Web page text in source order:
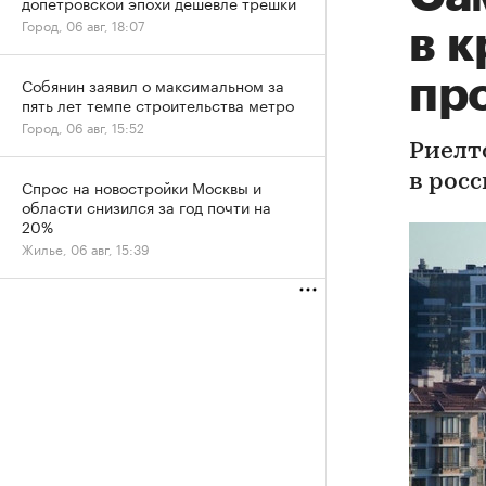
в
в
Город, 06 авг, 18:07
Собянин заявил о максимальном за
пять лет темпе строительства метро
Город, 06 авг, 15:52
Спрос на новостройки Москвы и
области снизился за год почти на
20%
Жилье, 06 авг, 15:39